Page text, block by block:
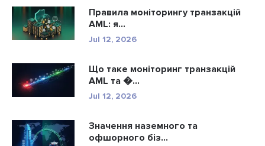
Правила моніторингу транзакцій
AML: я...
Jul 12, 2026
Що таке моніторинг транзакцій
AML та �...
Jul 12, 2026
Значення наземного та
офшорного біз...